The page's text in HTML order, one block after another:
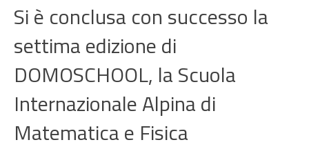
Si è conclusa con successo la
settima edizione di
DOMOSCHOOL, la Scuola
Internazionale Alpina di
Matematica e Fisica